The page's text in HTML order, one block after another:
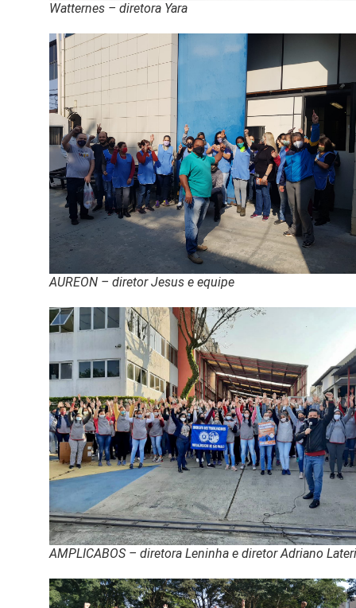
Watternes – diretora Yara
AUREON – diretor Jesus e equipe
AMPLICABOS – diretora Leninha e diretor Adriano